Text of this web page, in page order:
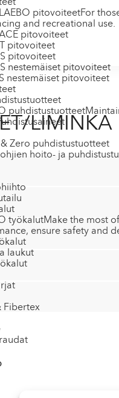
pitovoiteetFor
and recreational use.
pitovoiteet
pitovoiteet
pitovoiteet
nestemäiset pitovoiteet
nestemäiset pitovoiteet
puhdistustuotteet
Zero puhdistustuotteet
hoito- ja
työkalutMake the most
ensure safety and
laukut
Fibertex
LIMINKA